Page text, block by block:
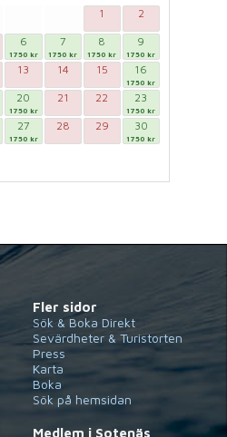
1 2
6
1750 kr
7
1750 kr
8
1750 kr
9
1750 kr
13 14 15 16
1750 kr
20
1750 kr
21 22 23
1750 kr
27
1750 kr
28 29 30
1750 kr
Fler sidor
Sök & Boka Direkt
Sevärdheter & Turistorten
Press
Karta
Boka
Sök på hemsidan
Medlem i Sotenäs